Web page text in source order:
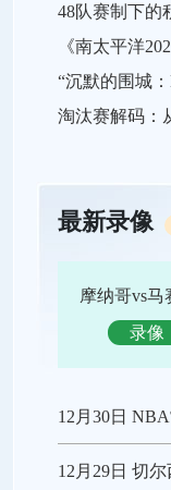
《南太平洋
淘汰赛解码：
最新录像
录像
12月30日 NBA常
12月29日 切